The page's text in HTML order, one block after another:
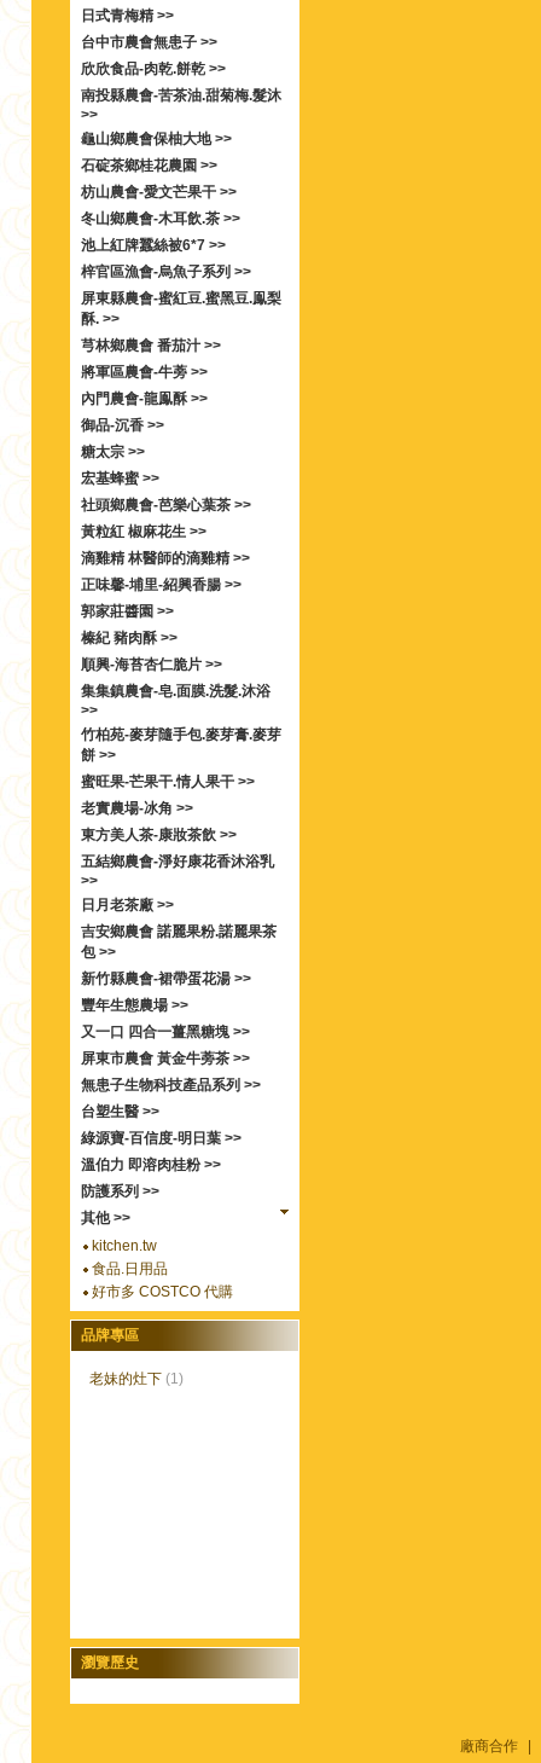
日式青梅精 >>
台中市農會無患子 >>
欣欣食品-肉乾.餅乾 >>
南投縣農會-苦茶油.甜菊梅.髮沐
>>
龜山鄉農會保柚大地 >>
石碇茶鄉桂花農園 >>
枋山農會-愛文芒果干 >>
冬山鄉農會-木耳飲.茶 >>
池上紅牌蠶絲被6*7 >>
梓官區漁會-烏魚子系列 >>
屏東縣農會-蜜紅豆.蜜黑豆.鳯梨
酥. >>
芎林鄉農會 番茄汁 >>
將軍區農會-牛蒡 >>
內門農會-龍鳯酥 >>
御品-沉香 >>
糖太宗 >>
宏基蜂蜜 >>
社頭鄉農會-芭樂心葉茶 >>
黃粒紅 椒麻花生 >>
滴雞精 林醫師的滴雞精 >>
正味馨-埔里-紹興香腸 >>
郭家莊醬園 >>
榛紀 豬肉酥 >>
順興-海苔杏仁脆片 >>
集集鎮農會-皂.面膜.洗髮.沐浴
>>
竹柏苑-麥芽隨手包.麥芽膏.麥芽
餅 >>
蜜旺果-芒果干.情人果干 >>
老實農場-冰角 >>
東方美人茶-康妝茶飲 >>
五結鄉農會-淨好康花香沐浴乳
>>
日月老茶廠 >>
吉安鄉農會 諾麗果粉.諾麗果茶
包 >>
新竹縣農會-裙帶蛋花湯 >>
豐年生態農場 >>
又一口 四合一薑黑糖塊 >>
屏東市農會 黃金牛蒡茶 >>
無患子生物科技產品系列 >>
台塑生醫 >>
綠源寶-百信度-明日葉 >>
溫伯力 即溶肉桂粉 >>
防護系列 >>
其他 >>
kitchen.tw
食品.日用品
好市多 COSTCO 代購
品牌專區
老妹的灶下 (1)
瀏覽歷史
廠商合作